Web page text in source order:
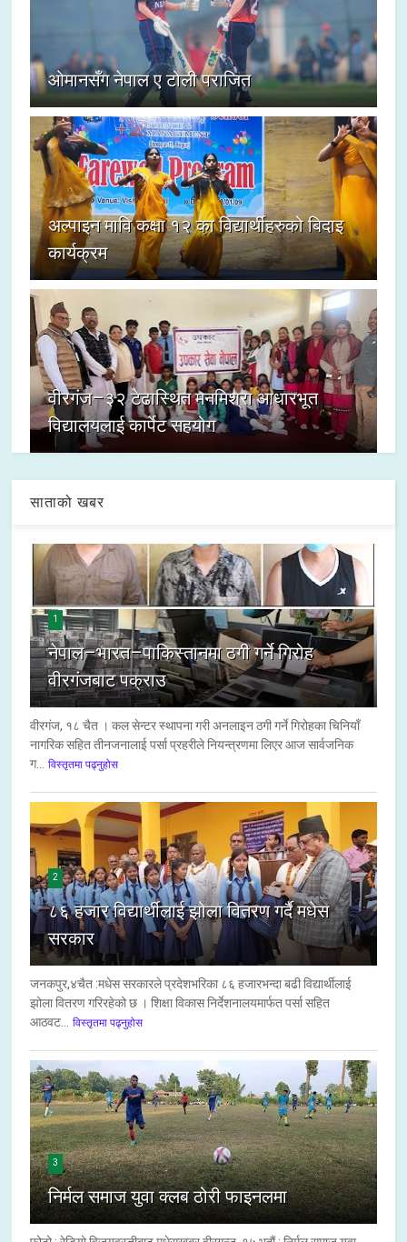
ओमानसँग नेपाल ए टोली पराजित
अल्पाइन मावि कक्षा १२ का विद्यार्थीहरुको बिदाइ
कार्यक्रम
वीरगंज–३२ टेढास्थित मनमिश्रा आधारभूत
विद्यालयलाई कार्पेट सहयोग
साताको खबर
1
नेपाल–भारत–पाकिस्तानमा ठगी गर्ने गिरोह
वीरगंजबाट पक्राउ
वीरगंज, १८ चैत । कल सेन्टर स्थापना गरी अनलाइन ठगी गर्ने गिरोहका चिनियाँ
नागरिक सहित तीनजनालाई पर्सा प्रहरीले नियन्त्रणमा लिएर आज सार्वजनिक
ग...
विस्तृतमा पढ्नुहोस
2
८६ हजार विद्यार्थीलाई झोला वितरण गर्दै मधेस
सरकार
जनकपुर,४चैत :मधेस सरकारले प्रदेशभरिका ८६ हजारभन्दा बढी विद्यार्थीलाई
झोला वितरण गरिरहेको छ । शिक्षा विकास निर्देशनालयमार्फत पर्सा सहित
आठवट...
विस्तृतमा पढ्नुहोस
3
निर्मल समाज युवा क्लब ठोरी फाइनलमा